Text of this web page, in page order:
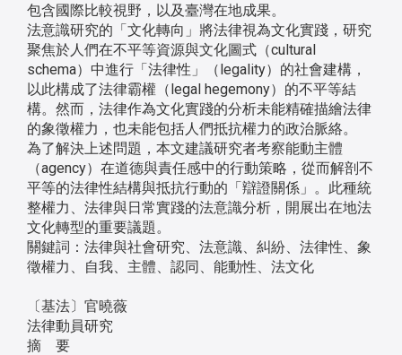
包含國際比較視野，以及臺灣在地成果。
法意識研究的「文化轉向」將法律視為文化實踐，研究
聚焦於人們在不平等資源與文化圖式（cultural
schema）中進行「法律性」（legality）的社會建構，
以此構成了法律霸權（legal hegemony）的不平等結
構。然而，法律作為文化實踐的分析未能精確描繪法律
的象徵權力，也未能包括人們抵抗權力的政治脈絡。
為了解決上述問題，本文建議研究者考察能動主體
（agency）在道德與責任感中的行動策略，從而解剖不
平等的法律性結構與抵抗行動的「辯證關係」。此種統
整權力、法律與日常實踐的法意識分析，開展出在地法
文化轉型的重要議題。
關鍵詞：法律與社會研究、法意識、糾紛、法律性、象
徵權力、自我、主體、認同、能動性、法文化
〔基法〕官曉薇
法律動員研究
摘 要